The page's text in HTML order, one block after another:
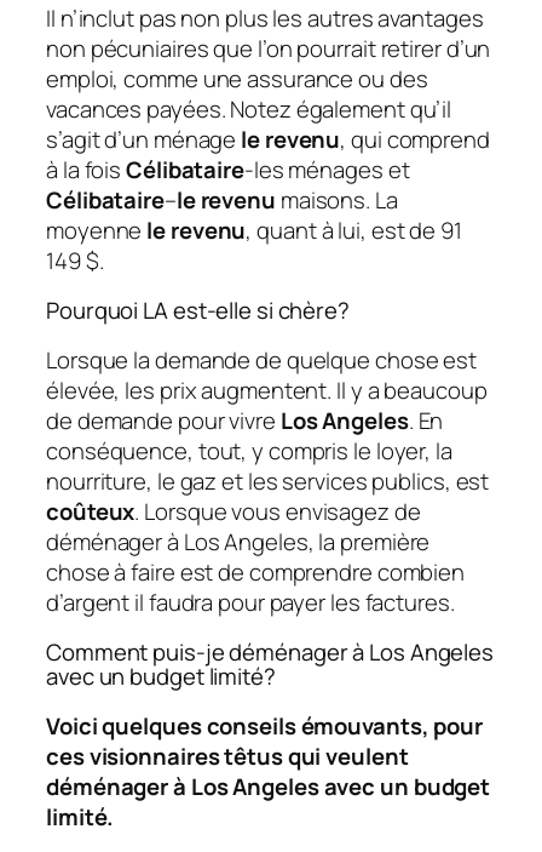
Il n’inclut pas non plus les autres avantages
non pécuniaires que l’on pourrait retirer d’un
emploi, comme une assurance ou des
vacances payées. Notez également qu’il
s’agit d’un ménage le revenu, qui comprend
à la foisCélibataire-les ménages et
Célibataire–le revenu maisons. La
moyenne le revenu, quant à lui, est de 91
149 $.
Pourquoi LA est-elle si chère?
Lorsque la demande de quelque chose est
élevée, les prix augmentent. Il y a beaucoup
de demande pour vivre Los Angeles. En
conséquence, tout, y compris le loyer, la
nourriture, le gaz et les services publics, est
coûteux. Lorsque vous envisagez de
déménager à Los Angeles, la première
chose à faire est de comprendre combien
d’argent il faudra pour payer les factures.
Comment puis-je déménager à Los Angeles
avec un budget limité?
Voici quelques conseils émouvants, pour
ces visionnaires têtus qui veulent
déménager à Los Angeles avec un budget
limité.